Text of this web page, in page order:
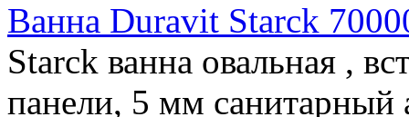
Ванна Duravit Starck
Starck ванна овальная ,
панели, 5 мм санитарный